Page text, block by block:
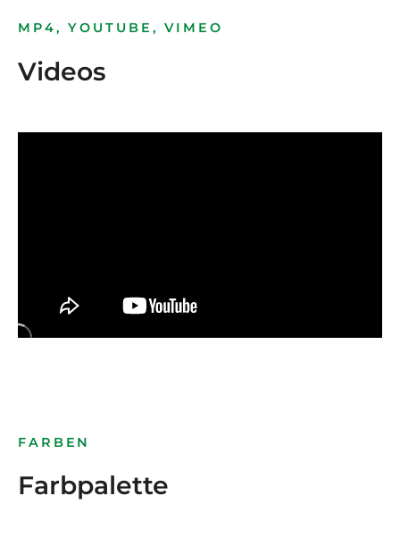
MP4, YOUTUBE, VIMEO
Videos
FARBEN
Farbpalette